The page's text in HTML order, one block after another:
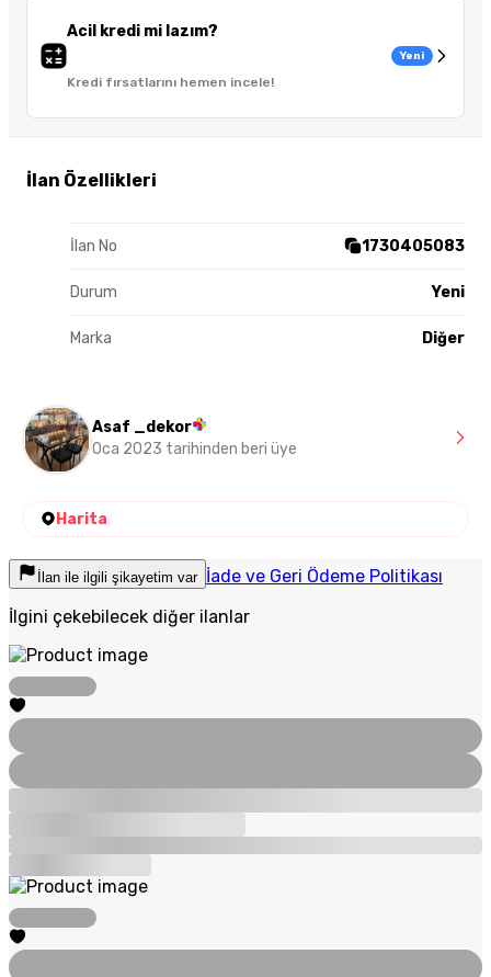
Acil kredi mi lazım?
Kredi fırsatlarını hemen incele!
Yeni
İlan Özellikleri
İlan No 1730405083
Durum Yeni
Marka Diğer
Asaf _dekor
Oca 2023 tarihinden beri üye
Harita
İlan ile ilgili şikayetim var İade ve Geri Ödeme Politikası
İlgini çekebilecek diğer ilanlar